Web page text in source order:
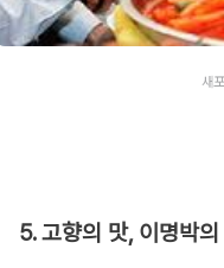
새
5. 고향의 맛, 이명박의